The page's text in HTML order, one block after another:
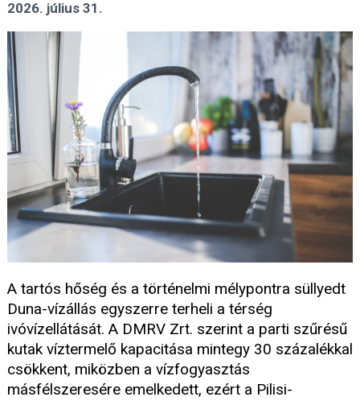
2026. július 31.
A tartós hőség és a történelmi mélypontra süllyedt
Duna-vízállás egyszerre terheli a térség
ivóvízellátását. A DMRV Zrt. szerint a parti szűrésű
kutak víztermelő kapacitása mintegy 30 százalékkal
csökkent, miközben a vízfogyasztás
másfélszeresére emelkedett, ezért a Pilisi-